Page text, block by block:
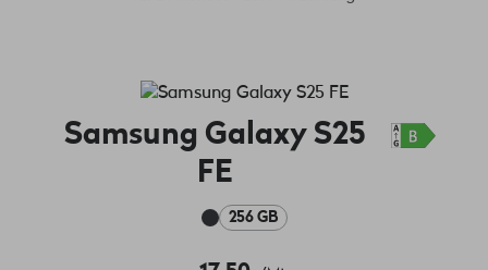
Samsung Galaxy S25
FE
256 GB